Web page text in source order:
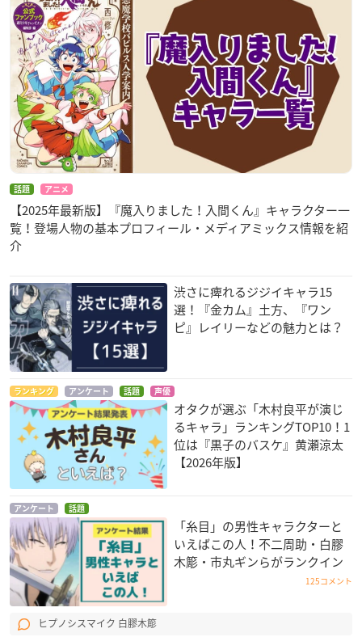
話題 アニメ
【2025年最新版】『魔入りました！入間くん』キャラクター一
覧！登場人物の基本プロフィール・メディアミックス情報を紹
介
渋さに痺れるジジイキャラ15
選！『金カム』土方、『ワン
ピ』レイリーなどの魅力とは？
ランキング アンケート 話題 声優
オタクが選ぶ「木村良平が演じ
るキャラ」ランキングTOP10！1
位は『黒子のバスケ』黄瀬涼太
【2026年版】
アンケート 話題
「糸目」の男性キャラクターと
いえばこの人！不二周助・白膠
木簓・市丸ギンらがランクイン
125コメント
ヒプノシスマイク 白膠木簓